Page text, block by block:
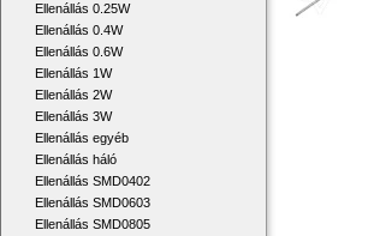
Ellenállás 0.25W
Ellenállás 0.4W
Ellenállás 0.6W
Ellenállás 1W
Ellenállás 2W
Ellenállás 3W
Ellenállás egyéb
Ellenállás háló
Ellenállás SMD0402
Ellenállás SMD0603
Ellenállás SMD0805